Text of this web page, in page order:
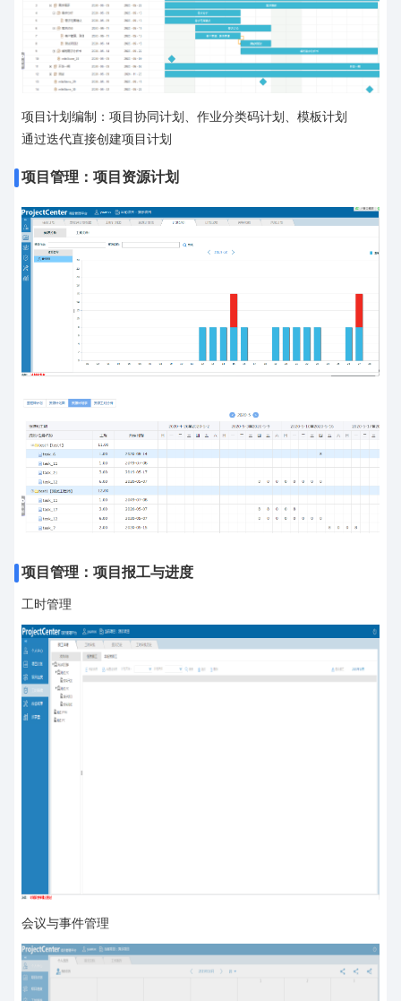
项目计划编制：项目协同计划、作业分类码计划、模板计划
通过迭代直接创建项目计划
项目管理：项目资源计划
项目管理：项目报工与进度
工时管理
会议与事件管理